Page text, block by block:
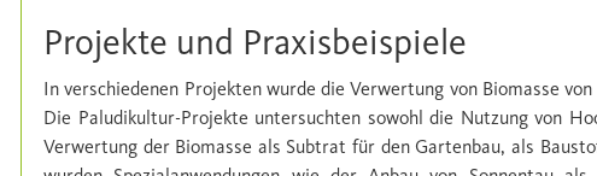
Projekte und Praxisbeispiele
In verschiedenen Projekten wurde die Verwertung von Biomasse
Die Paludikultur-Projekte untersuchten sowohl die Nutzung von
Verwertung der Biomasse als Subtrat für den Gartenbau, als